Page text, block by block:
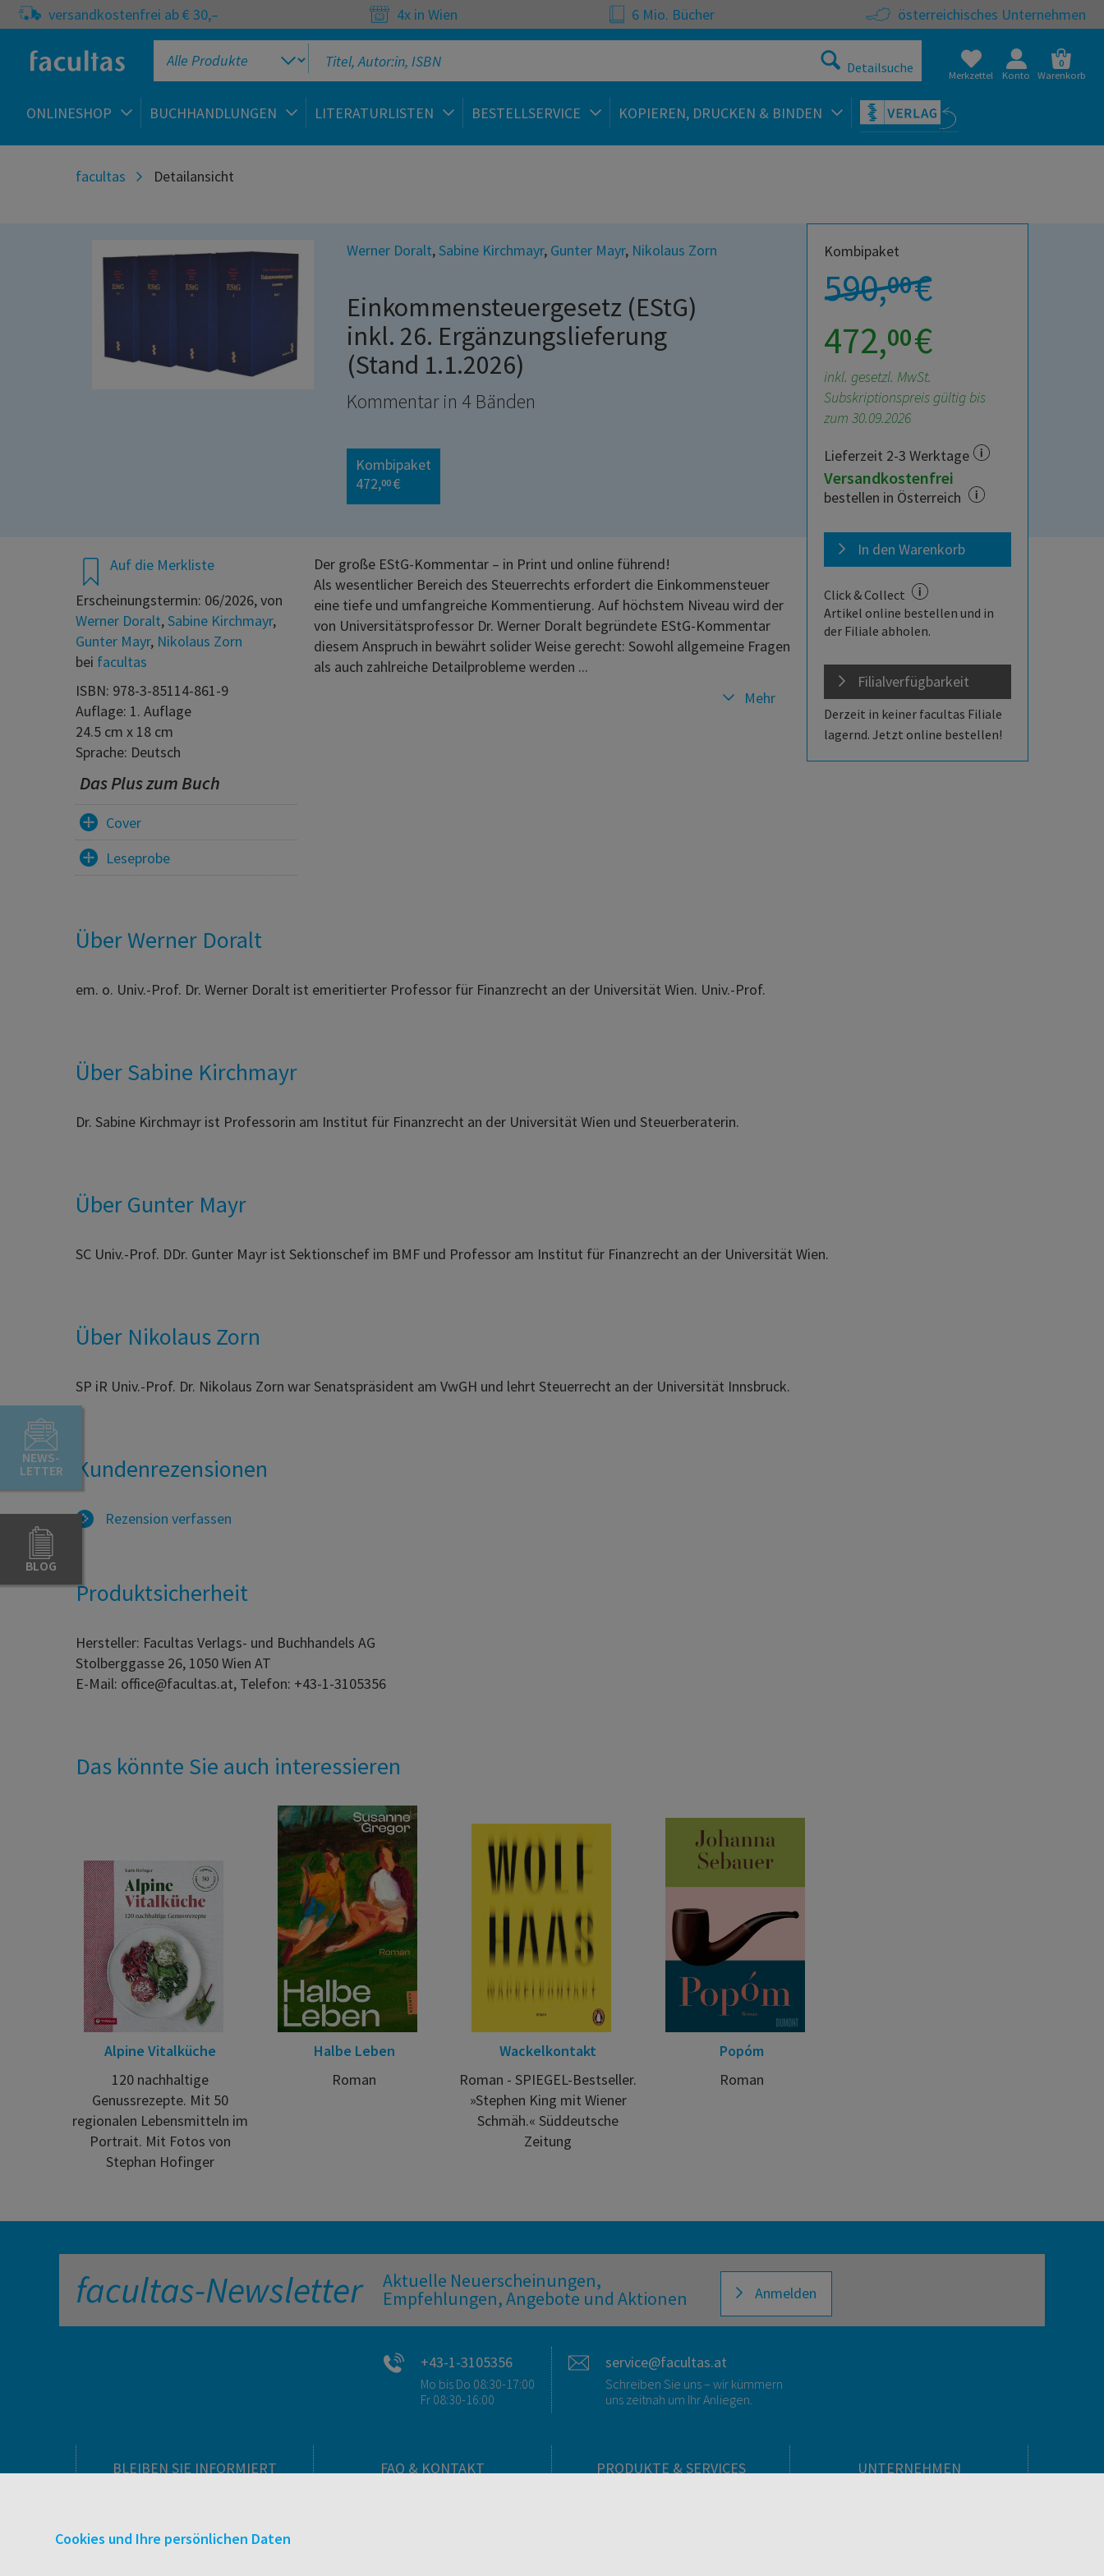
NEWS-
LETTER
BLOG
versandkostenfrei ab € 30,– 4x in Wien 6 Mio. Bücher österreichisches Unternehmen
Detailsuche Merkzettel Konto
0
Warenkorb
ONLINESHOP BUCHHANDLUNGEN LITERATURLISTEN BESTELLSERVICE KOPIEREN, DRUCKEN & BINDEN
facultas Detailansicht
Werner Doralt,Sabine Kirchmayr, Gunter Mayr, Nikolaus Zorn
Einkommensteuergesetz (EStG)
inkl. 26. Ergänzungslieferung
(Stand 1.1.2026)
Kommentar in 4 Bänden
Kombipaket
472,00 €
Kombipaket
590,00€
472,00€
inkl. gesetzl. MwSt.
Subskriptionspreis gültig bis
zum 30.09.2026
Lieferzeit 2-3 Werktage
Versandkostenfrei
bestellen in Österreich
In den Warenkorb
Click & Collect
Artikel online bestellen und in
der Filiale abholen.
Filialverfügbarkeit
Derzeit in keiner facultas Filiale
lagernd. Jetzt online bestellen!
Auf die Merkliste
Erscheinungstermin: 06/2026, von
Werner Doralt,Sabine Kirchmayr,
Gunter Mayr, Nikolaus Zorn
bei facultas
ISBN: 978-3-85114-861-9
Auflage: 1. Auflage
24.5 cm x 18 cm
Sprache: Deutsch
Das Plus zum Buch
Cover
Leseprobe
Der große EStG-Kommentar – in Print und online führend!
Als wesentlicher Bereich des Steuerrechts erfordert die Einkommensteuer
eine tiefe und umfangreiche Kommentierung. Auf höchstem Niveau wird der
von Universitätsprofessor Dr. Werner Doralt begründete EStG-Kommentar
diesem Anspruch in bewährt solider Weise gerecht: Sowohl allgemeine Fragen
als auch zahlreiche Detailprobleme werden ...
Mehr
Über Werner Doralt
em. o. Univ.-Prof. Dr. Werner Doralt ist emeritierter Professor für Finanzrecht an der Universität Wien. Univ.-Prof.
Über Sabine Kirchmayr
Dr. Sabine Kirchmayr ist Professorin am Institut für Finanzrecht an der Universität Wien und Steuerberaterin.
Über Gunter Mayr
SC Univ.-Prof. DDr. Gunter Mayr ist Sektionschef im BMF und Professor am Institut für Finanzrecht an der Universität Wien.
Über Nikolaus Zorn
SP iR Univ.-Prof. Dr. Nikolaus Zorn war Senatspräsident am VwGH und lehrt Steuerrecht an der Universität Innsbruck.
Kundenrezensionen
Rezension verfassen
Produktsicherheit
Hersteller: Facultas Verlags- und Buchhandels AG
Stolberggasse 26, 1050 Wien AT
E-Mail: office@facultas.at, Telefon: +43-1-3105356
Das könnte Sie auch interessieren
Alpine Vitalküche
120 nachhaltige
Genussrezepte. Mit 50
regionalen Lebensmitteln im
Portrait. Mit Fotos von
Stephan Hofinger
Halbe Leben
Roman
Wackelkontakt
Roman - SPIEGEL-Bestseller.
»Stephen King mit Wiener
Schmäh.« Süddeutsche
Zeitung
Popóm
Roman
facultas-Newsletter Aktuelle Neuerscheinungen,
Empfehlungen, Angebote und Aktionen Anmelden
+43-1-3105356
Mo bis Do 08:30-17:00
Fr 08:30-16:00
service@facultas.at
Schreiben Sie uns – wir kümmern
uns zeitnah um Ihr Anliegen.
BLEIBEN SIE INFORMIERT
Veranstaltungen
FAQ & KONTAKT PRODUKTE & SERVICES UNTERNEHMEN
Cookies und Ihre persönlichen Daten